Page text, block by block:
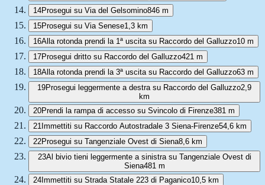
14Prosegui su Via del Gelsomino846 m
15Prosegui su Via Senese1,3 km
16Alla rotonda prendi la 1ª uscita su Raccordo del Galluzzo10 m
17Prosegui dritto su Raccordo del Galluzzo421 m
18Alla rotonda prendi la 3ª uscita su Raccordo del Galluzzo63 m
19Prosegui leggermente a destra su Raccordo del Galluzzo2,9
km
20Prendi la rampa di accesso su Svincolo di Firenze381 m
21 Immettiti su Raccordo Autostradale 3 Siena-Firenze54,6 km
22Prosegui su Tangenziale Ovest di Siena8,6 km
23Al bivio tieni leggermente a sinistra su Tangenziale Ovest di
Siena481 m
24Immettiti su Strada Statale 223 di Paganico10,5 km